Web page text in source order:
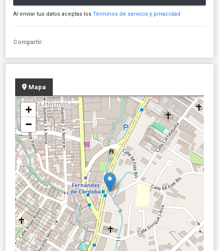
Al enviar tus datos aceptas los Términos de servicio y privacidad
Compartir:
Mapa
+
−